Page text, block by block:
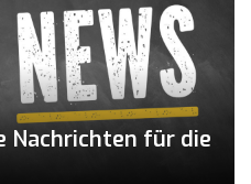
Nachrichten für die